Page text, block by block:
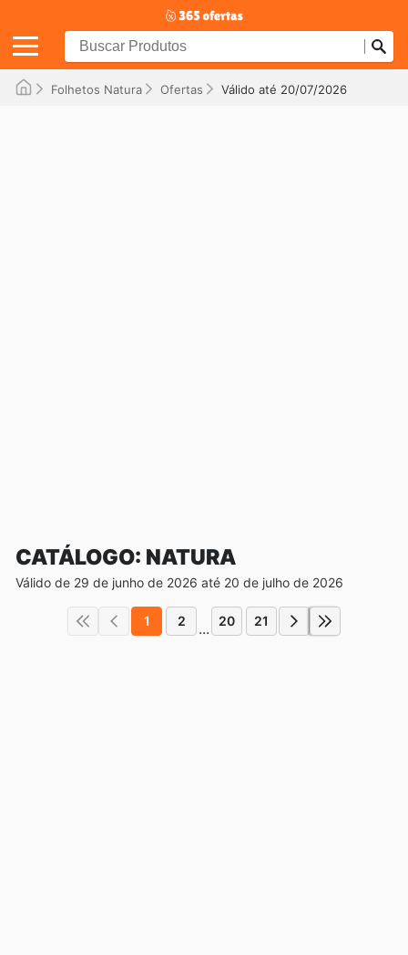
Folhetos Natura Ofertas Válido até 20/07/2026
CATÁLOGO: NATURA
Válido de 29 de junho de 2026 até 20 de julho de 2026
1 2 ... 20 21